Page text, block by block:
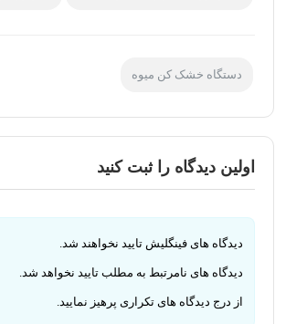
دستگاه خشک کن میوه
اولین دیدگاه را ثبت کنید
دیدگاه های فینگلیش تایید نخواهند شد.
دیدگاه های نامرتبط به مطلب تایید نخواهد شد.
از درج دیدگاه های تکراری پرهیز نمایید.